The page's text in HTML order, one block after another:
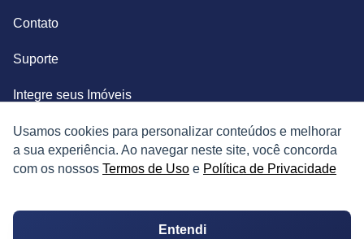
Usamos cookies para personalizar conteúdos e melhorar
a sua experiência. Ao navegar neste site, você concorda
com os nossos Termos de Uso e Política de Privacidade
Entendi
Contato
Suporte
Integre seus Imóveis
© Copyright 2026. Todos os direitos reservados.